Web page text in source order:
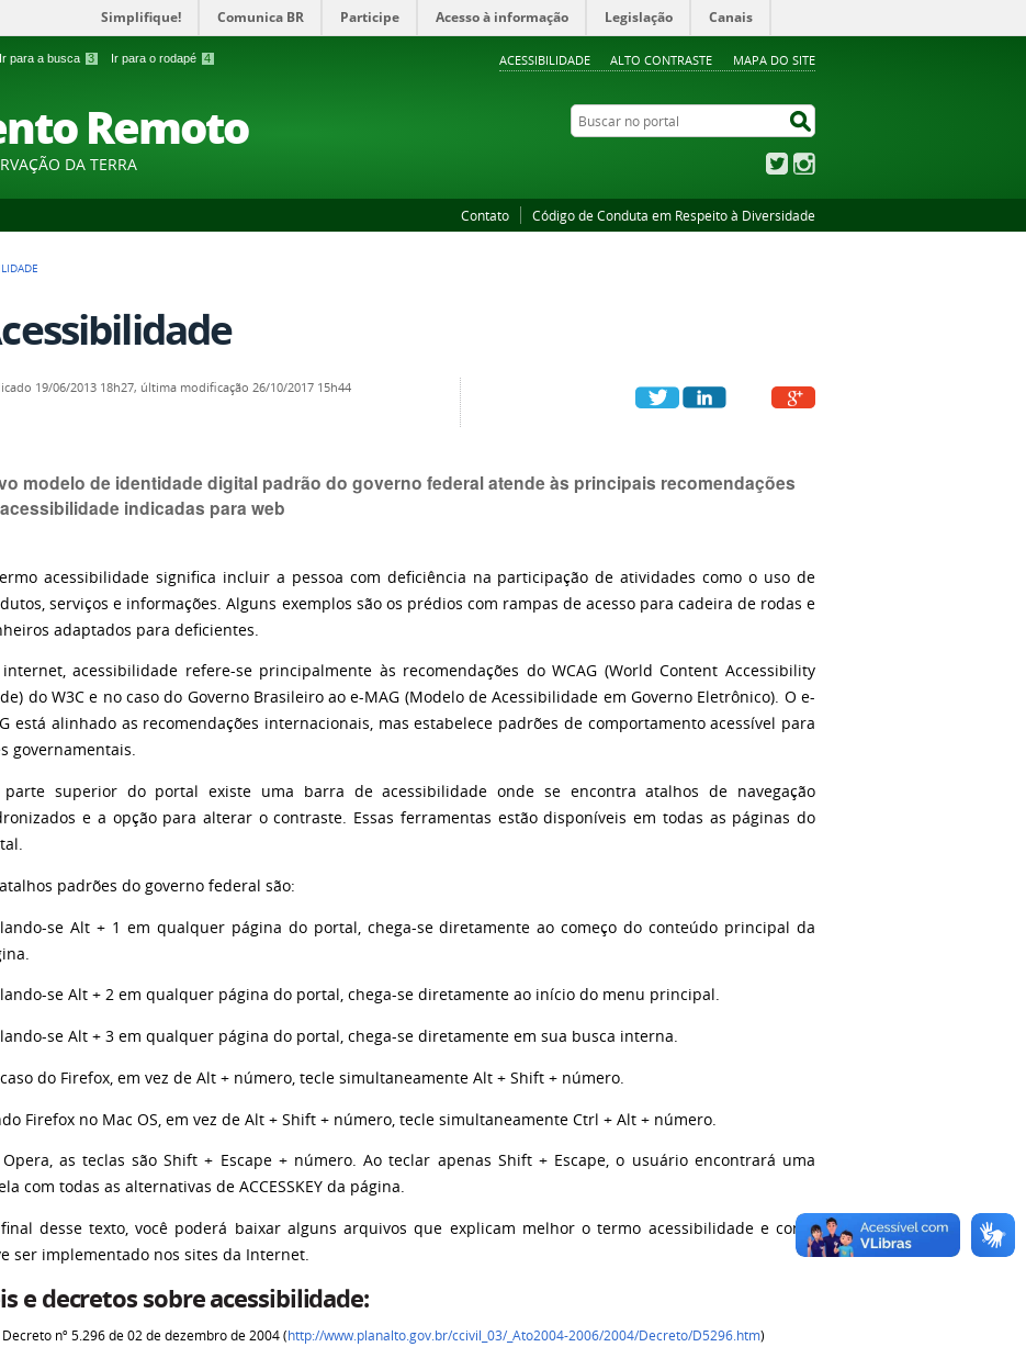
Ir para a busca 3 Ir para o rodapé 4 ACESSIBILIDADE ALTO CONTRASTE MAPA DO SITE
Simplifique! Comunica BR Participe Acesso à informação Legislação Canais
Remoto
DA TERRA
Buscar no portal
Twitter
Contato Código de Conduta em Respeito à Diversidade
19/06/2013 18h27, última modificação 26/10/2017 15h44
modelo de identidade digital padrão do governo federal atende às principais recomendações
indicadas para web
acessibilidade significa incluir a pessoa com deficiência na participação de atividades como o uso de
serviços e informações. Alguns exemplos são os prédios com rampas de acesso para cadeira de rodas e
adaptados para deficientes.
acessibilidade refere-se principalmente às recomendações do WCAG (World Content Accessibility
do W3C e no caso do Governo Brasileiro ao e-MAG (Modelo de Acessibilidade em Governo Eletrônico). O e-
está alinhado as recomendações internacionais, mas estabelece padrões de comportamento acessível para
governamentais.
parte superior do portal existe uma barra de acessibilidade onde se encontra atalhos de navegação
e a opção para alterar o contraste. Essas ferramentas estão disponíveis em todas as páginas do
padrões do governo federal são:
se Alt + 1 em qualquer página do portal, chega-se diretamente ao começo do conteúdo principal da
se Alt + 2 em qualquer página do portal, chega-se diretamente ao início do menu principal.
se Alt + 3 em qualquer página do portal, chega-se diretamente em sua busca interna.
do Firefox, em vez de Alt + número, tecle simultaneamente Alt + Shift + número.
Firefox no Mac OS, em vez de Alt + Shift + número, tecle simultaneamente Ctrl + Alt + número.
as teclas são Shift + Escape + número. Ao teclar apenas Shift + Escape, o usuário encontrará uma
com todas as alternativas de ACCESSKEY da página.
desse texto, você poderá baixar alguns arquivos que explicam melhor o termo acessibilidade e como
ser implementado nos sites da Internet.
e decretos sobre acessibilidade:
Decreto nº 5.296 de 02 de dezembro de 2004 (http://www.planalto.gov.br/ccivil_03/_Ato2004-2006/2004/Decreto/D5296.htm)